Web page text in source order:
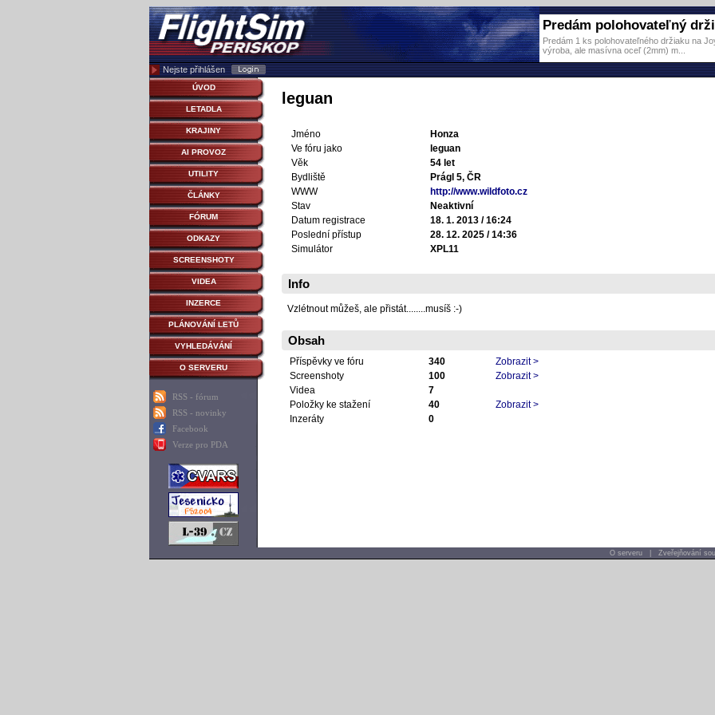
Predám polohovateľný
Predám 1 ks polohovateľného držiaku na
výroba, ale masívna oceľ (2mm) m...
Nejste přihlášen
ÚVOD
LETADLA
KRAJINY
AI PROVOZ
UTILITY
ČLÁNKY
FÓRUM
ODKAZY
SCREENSHOTY
VIDEA
INZERCE
PLÁNOVÁNÍ LETŮ
VYHLEDÁVÁNÍ
O SERVERU
RSS - fórum
RSS - novinky
Facebook
Verze pro PDA
leguan
Jméno
Honza
Ve fóru jako
leguan
Věk
54 let
Bydliště
Prágl 5, ČR
WWW
http://www.wildfoto.cz
Stav
Neaktivní
Datum registrace
18. 1. 2013 / 16:24
Poslední přístup
28. 12. 2025 / 14:36
Simulátor
XPL11
Info
Vzlétnout můžeš, ale přistát........musíš :-)
Obsah
Příspěvky ve fóru 340
Zobrazit >
Screenshoty
100
Zobrazit >
Videa
7
Položky ke stažení
40
Zobrazit >
Inzeráty
0
O serveru Zveřejňování